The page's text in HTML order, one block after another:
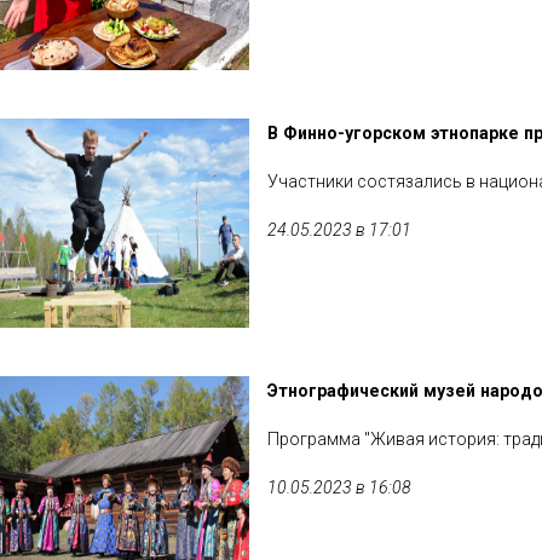
В Финно-угорском этнопарке
Участники состязались в
24.05.2023 в 17:01
Этнографический музей
Программа "Живая история:
10.05.2023 в 16:08